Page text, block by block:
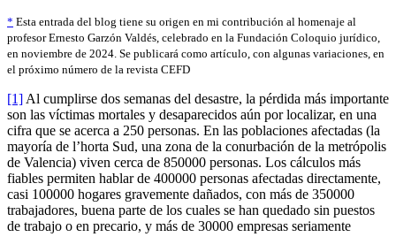
* Esta entrada del blog tiene su origen en mi contribución al homenaje al
profesor Ernesto Garzón Valdés, celebrado en la Fundación Coloquio jurídico,
en noviembre de 2024. Se publicará como artículo, con algunas variaciones, en
el próximo número de la revista CEFD
[1] Al cumplirse dos semanas del desastre, la pérdida más importante
son las víctimas mortales y desaparecidos aún por localizar, en una
cifra que se acerca a 250 personas. En las poblaciones afectadas (la
mayoría de l’horta Sud, una zona de la conurbación de la metrópolis
de Valencia) viven cerca de 850000 personas. Los cálculos más
fiables permiten hablar de 400000 personas afectadas directamente,
casi 100000 hogares gravemente dañados, con más de 350000
trabajadores, buena parte de los cuales se han quedado sin puestos
de trabajo o en precario, y más de 30000 empresas seriamente